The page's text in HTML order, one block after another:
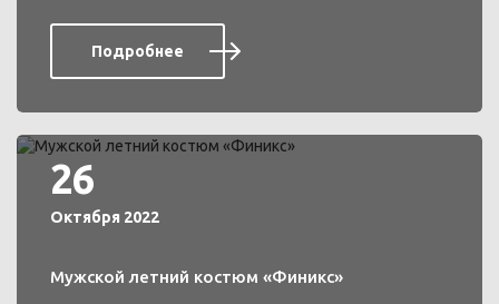
Подробнее
26
Октября 2022
Мужской летний костюм «Финикс»